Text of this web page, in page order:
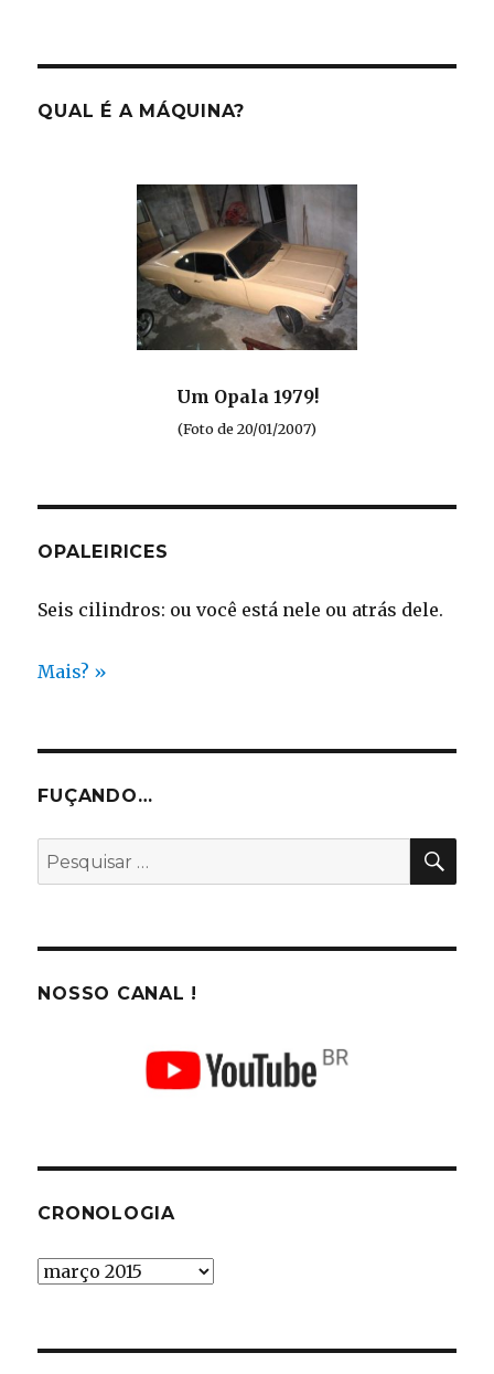
QUAL É A MÁQUINA?
Um Opala 1979!
(Foto de 20/01/2007)
OPALEIRICES
Seis cilindros: ou você está nele ou atrás dele.
Mais? »
FUÇANDO…
Pesquisar
por:
NOSSO CANAL !
CRONOLOGIA
Cronologia